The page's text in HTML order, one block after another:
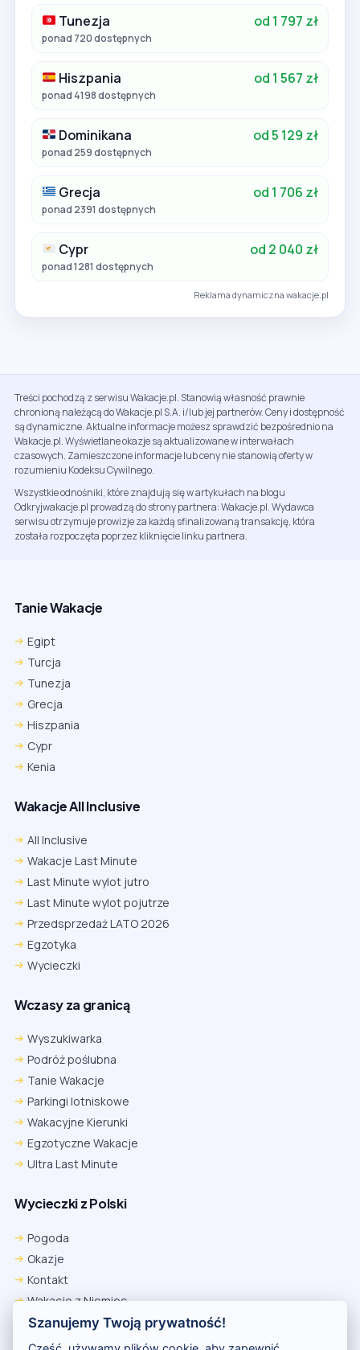
Tunezja od 1 797 zł
ponad 720 dostępnych
Hiszpania od 1 567 zł
ponad 4198 dostępnych
Dominikana od 5 129 zł
ponad 259 dostępnych
Grecja od 1 706 zł
ponad 2391 dostępnych
Cypr od 2 040 zł
ponad 1281 dostępnych
Reklama dynamiczna wakacje.pl
Treści pochodzą z serwisu Wakacje.pl. Stanowią własność prawnie
chronioną należącą do Wakacje.pl S.A. i/lub jej partnerów. Ceny i dostępność
są dynamiczne. Aktualne informacje możesz sprawdzić bezpośrednio na
Wakacje.pl. Wyświetlane okazje są aktualizowane w interwałach
czasowych. Zamieszczone informacje lub ceny nie stanowią oferty w
rozumieniu Kodeksu Cywilnego.
Wszystkie odnośniki, które znajdują się w artykułach na blogu
Odkryjwakacje.pl prowadzą do strony partnera: Wakacje.pl. Wydawca
serwisu otrzymuje prowizje za każdą sfinalizowaną transakcję, która
została rozpoczęta poprzez kliknięcie linku partnera.
Tanie Wakacje
Egipt
Turcja
Tunezja
Grecja
Hiszpania
Cypr
Kenia
Wakacje All Inclusive
All Inclusive
Wakacje Last Minute
Last Minute wylot jutro
Last Minute wylot pojutrze
Przedsprzedaż LATO 2026
Egzotyka
Wycieczki
Wczasy za granicą
Wyszukiwarka
Podróż poślubna
Tanie Wakacje
Parkingi lotniskowe
Wakacyjne Kierunki
Egzotyczne Wakacje
Ultra Last Minute
Wycieczki z Polski
Pogoda
Okazje
Kontakt
Wakacje z Niemiec
Polityka Prywatności
Wakacje w Egipcie
Firefox
Ustawienia → Prywatność i bezpieczeństwo → Pliki cookie innych
firm → ustaw „Zezwalaj”.
Na czas rezerwacji nie blokuj cookies i śledzenia dla tej witryny.
Szanujemy Twoją prywatność!